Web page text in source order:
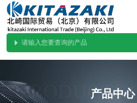
PRODUCTS
产品中心